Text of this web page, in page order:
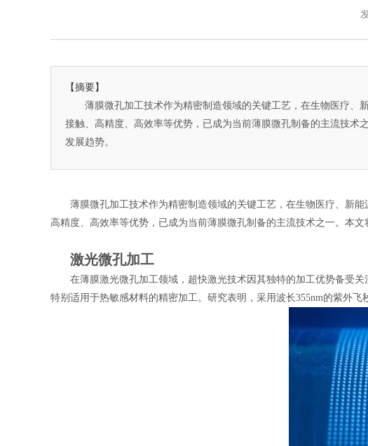
【摘要】
薄膜微孔加工技术作为精密制造领域的关键工艺，在生物医疗、
接触、高精度、高效率等优势，已成为当前薄膜微孔制备的主流技
发展趋势。
薄膜微孔加工技术作为精密制造领域的关键工艺，在生物医疗、新
高精度、高效率等优势，已成为当前薄膜微孔制备的主流技术之一。本
激光微孔加工
在薄膜激光微孔加工领域，超快激光技术因其独特的加工优势备受
特别适用于热敏感材料的精密加工。研究表明，采用波长355nm的紫外